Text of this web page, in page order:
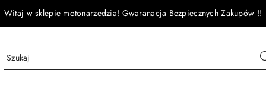
Witaj w sklepie motonarzedzia! Gwaranacja Bezpiecznych Zakupów !!